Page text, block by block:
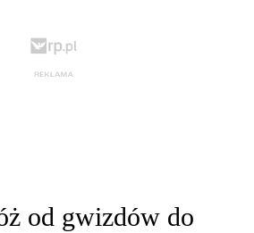
od gwizdów do